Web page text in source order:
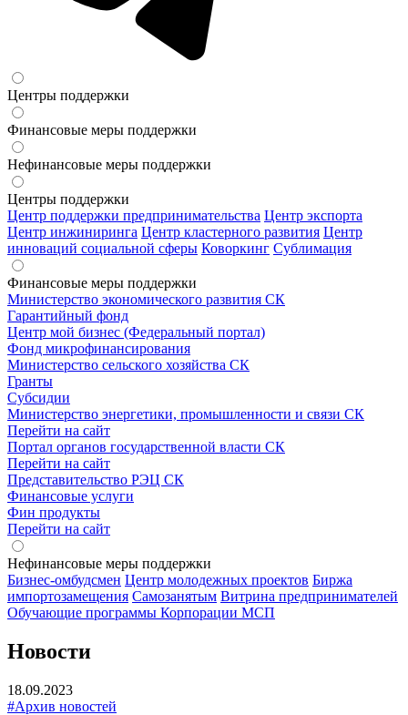
Центры поддержки
Финансовые меры поддержки
Нефинансовые меры поддержки
Центры поддержки
Центр поддержки предпринимательства Центр экспорта
Центр инжиниринга Центр кластерного развития Центр
инноваций социальной сферы Коворкинг Сублимация
Финансовые меры поддержки
Министерство экономического развития СК
Гарантийный фонд
Центр мой бизнес (Федеральный портал)
Фонд микрофинансирования
Министерство сельского хозяйства СК
Гранты
Субсидии
Министерство энергетики, промышленности и связи СК
Перейти на сайт
Портал органов государственной власти СК
Перейти на сайт
Представительство РЭЦ СК
Финансовые услуги
Фин продукты
Перейти на сайт
Нефинансовые меры поддержки
Бизнес-омбудсмен Центр молодежных проектов Биржа
импортозамещения Cамозанятым Витрина предпринимателей
Обучающие программы Корпорации МСП
Новости
18.09.2023
#Архив новостей